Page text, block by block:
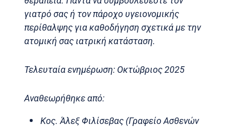
γιατρό σας ή τον πάροχο υγειονομικής
περίθαλψης για καθοδήγηση σχετικά με την
ατομική σας ιατρική κατάσταση.
Τελευταία ενημέρωση: Οκτώβριος 2025
Αναθεωρήθηκε από:
Κος. Άλεξ Φιλίσεβας (Γραφείο Ασθενών